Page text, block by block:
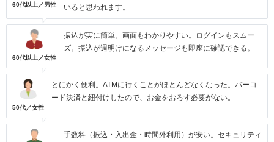
60代以上／男性
いると思われます。
60代以上／女性
振込が実に簡単。画面もわかりやすい。ログインもスムー
ズ。振込が週明けになるメッセージも即座に確認できる。
50代／女性
とにかく便利。ATMに行くことがほとんどなくなった。バーコ
ード決済と紐付けしたので、お金をおろす必要がない。
手数料（振込・入出金・時間外利用）が安い。セキュリティ